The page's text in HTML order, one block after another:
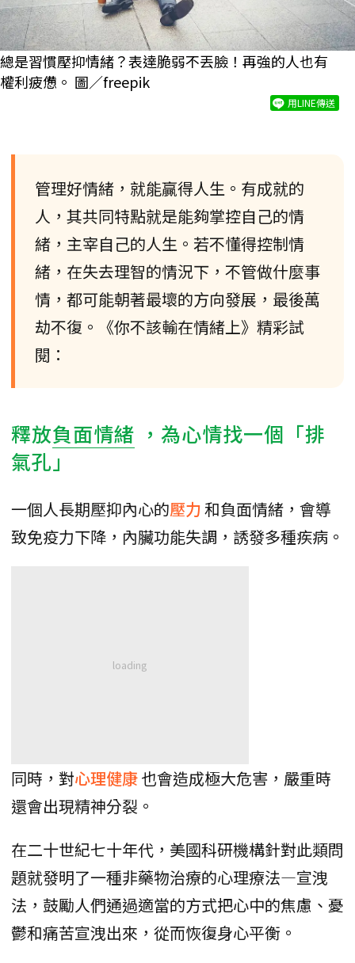
總是習慣壓抑情緒？表達脆弱不丟臉！再強的人也有
權利疲憊。 圖／freepik
用LINE傳送
管理好情緒，就能贏得人生。有成就的
人，其共同特點就是能夠掌控自己的情
緒，主宰自己的人生。若不懂得控制情
緒，在失去理智的情況下，不管做什麼事
情，都可能朝著最壞的方向發展，最後萬
劫不復。《你不該輸在情緒上》精彩試
閱：
釋放負面情緒 ，為心情找一個「排
氣孔」
一個人長期壓抑內心的壓力和負面情緒，會導
致免疫力下降，內臟功能失調，誘發多種疾病。
同時，對心理健康也會造成極大危害，嚴重時
還會出現精神分裂。
在二十世紀七十年代，美國科研機構針對此類問
題就發明了一種非藥物治療的心理療法—宣洩
法，鼓勵人們通過適當的方式把心中的焦慮、憂
鬱和痛苦宣洩出來，從而恢復身心平衡。